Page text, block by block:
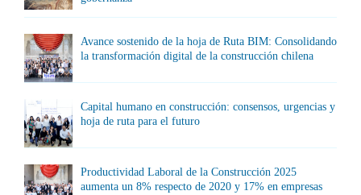
Avance sostenido de la hoja de Ruta BIM: Consolidando
la transformación digital de la construcción chilena
Capital humano en construcción: consensos, urgencias y
hoja de ruta para el futuro
Productividad Laboral de la Construcción 2025
aumenta un 8% respecto de 2020 y 17% en empresas